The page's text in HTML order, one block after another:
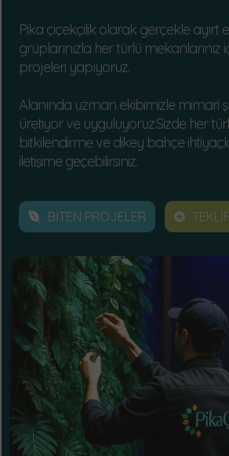
Pika çiçekçilik olarak gerçekle ayırt
gruplarınızla her türlü
projeleri yapıyoruz.
Alanında uzman ekibimizle mimari
üretiyor ve uyguluyoruz.Sizde her
bitkilendirme ve dikey bahçe
iletişime geçebilirsiniz.
BİTEN PROJELER